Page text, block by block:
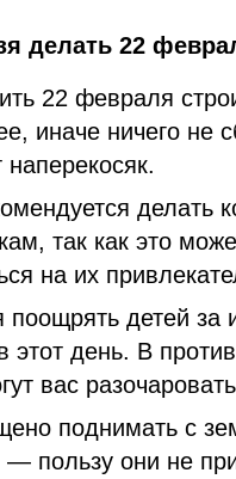
делать 22
22 февраля
иначе ничего не
наперекосяк.
делать
так как это
на их
поощрять детей за
этот день. В
вас
поднимать с
— пользу они не